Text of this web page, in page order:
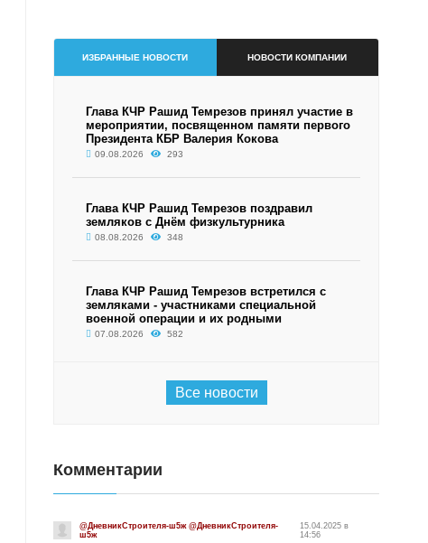
ИЗБРАННЫЕ НОВОСТИ НОВОСТИ КОМПАНИИ
Глава КЧР Рашид Темрезов принял участие в
мероприятии, посвященном памяти первого
Президента КБР Валерия Кокова
09.08.2026 293
Глава КЧР Рашид Темрезов поздравил
земляков с Днём физкультурника
08.08.2026 348
Глава КЧР Рашид Темрезов встретился с
земляками - участниками специальной
военной операции и их родными
07.08.2026 582
Все новости
Комментарии
@ДневникСтроителя-ш5ж @ДневникСтроителя-
ш5ж
15.04.2025 в
14:56